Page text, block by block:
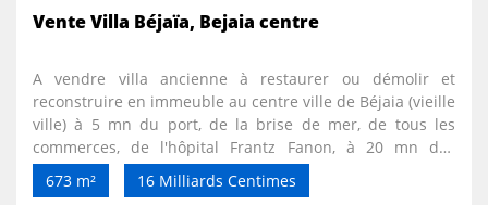
Vente Villa Béjaïa, Bejaia centre
A vendre villa ancienne à restaurer ou démolir et
reconstruire en immeuble au centre ville de Béjaia (vieille
ville) à 5 mn du port, de la brise de mer, de tous les
commerces, de l'hôpital Frantz Fanon, à 20 mn des
plages, d'une superficie de 673 m², avec 02 façades, vue
imprenable sur la mer et Gouraya. Très bonne affaire
673 m² 16 Milliards Centimes